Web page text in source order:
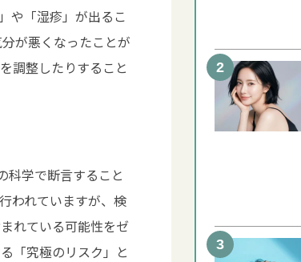
や「湿疹」が出るこ
が悪くなったことが
調整したりすること
科学で断言すること
われていますが、検
れている可能性をゼ
「究極のリスク」と